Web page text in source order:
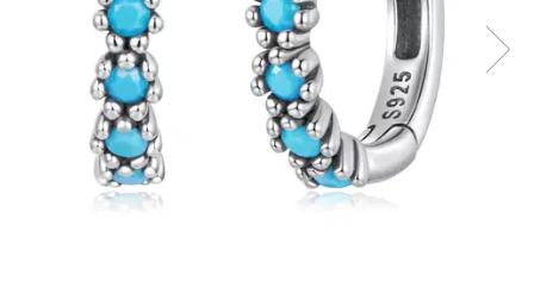
semipretioase
Bijuterii argint placat cu aur
Bijuterii argint cu diverse
materiale
Bijuterii argint cu murano
Bijuterii de Lux
Bijuterii gotice si rock
Bijuterii Handmade
Bijuterii fantezie
Casete si cutii de bijuterii